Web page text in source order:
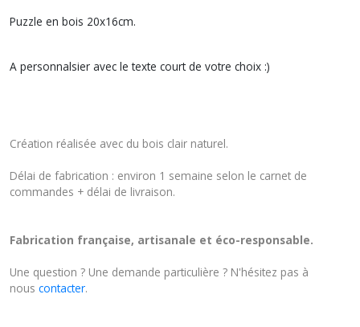
Puzzle en bois 20x16cm.
A personnalsier avec le texte court de votre choix :)
Création réalisée avec du bois clair naturel.
Délai de fabrication : environ 1 semaine selon le carnet de
commandes + délai de livraison.
Fabrication française, artisanale et éco-responsable.
Une question ? Une demande particulière ? N'hésitez pas à
nous contacter.